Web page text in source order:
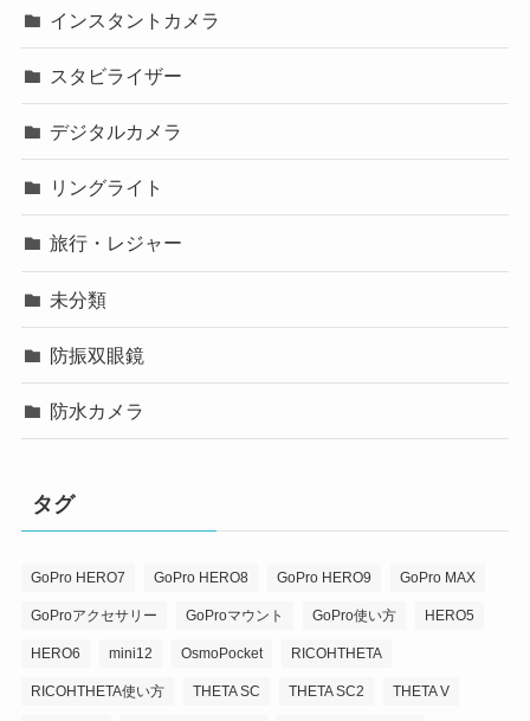
インスタントカメラ
スタビライザー
デジタルカメラ
リングライト
旅行・レジャー
未分類
防振双眼鏡
防水カメラ
タグ
GoPro HERO7 GoPro HERO8 GoPro HERO9 GoPro MAX
GoProアクセサリー GoProマウント GoPro使い方 HERO5
HERO6 mini12 OsmoPocket RICOHTHETA
RICOHTHETA使い方 THETA SC THETA SC2 THETA V